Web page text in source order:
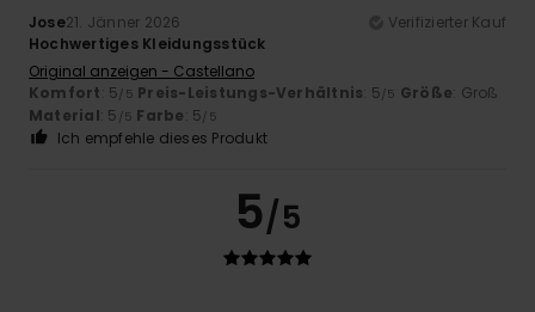
Jose21. Jänner 2026
Verifizierter Kauf
Hochwertiges Kleidungsstück
Original anzeigen - Castellano
Komfort: 5 /5 Preis-Leistungs-Verhältnis: 5 /5 Größe: Groß
Material: 5 /5 Farbe: 5 /5
Ich empfehle dieses Produkt
5/5